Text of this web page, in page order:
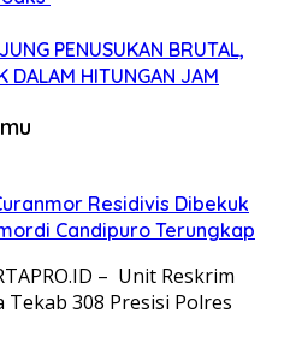
PENUSUKAN BRUTAL,
DALAM HITUNGAN JAM
Residivis Dibekuk
Candipuro Terungkap
– Unit Reskrim
308 Presisi Polres